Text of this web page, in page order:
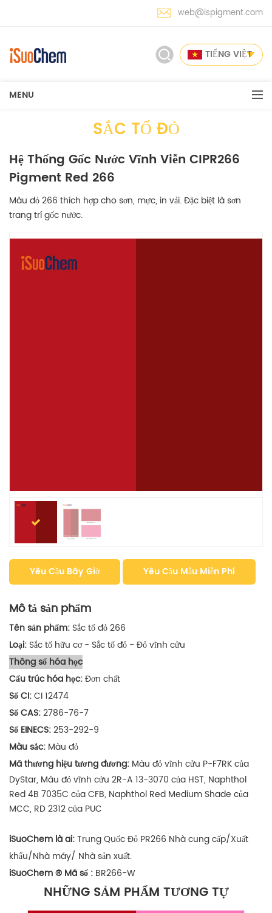
web@ispigment.com
TIẾNG VIỆT
MENU
SẮC TỐ ĐỎ
Hệ Thống Gốc Nước Vĩnh Viễn CIPR266
Pigment Red 266
Màu đỏ 266 thích hợp cho sơn, mực, in vải. Đặc biệt là sơn
trang trí gốc nước.
Yêu Cầu Bây Giờ Yêu Cầu Mẫu Miễn Phí
Mô tả sản phẩm
Tên sản phẩm: Sắc tố đỏ 266
Loại: Sắc tố hữu cơ - Sắc tố đỏ - Đỏ vĩnh cửu
Thông số hóa học
Cấu trúc hóa học:Đơn chất
Số CI:CI 12474
Số CAS:2786-76-7
Số EINECS:253-292-9
Màu sắc: Màu đỏ
Mã thương hiệu tương đương: Màu đỏ vĩnh cửu P-F7RK của
DyStar, Màu đỏ vĩnh cửu 2R-A 13-3070 của HST, Naphthol
Red 4B 7035C của CFB, Naphthol Red Medium Shade của
MCC, RD 2312 của PUC
iSuoChem là ai:Trung Quốc Đỏ PR266 Nhà cung cấp/Xuất
khẩu/Nhà máy/ Nhà sản xuất.
iSuoChem® Mã số : BR266-W
NHỮNG SẢM PHẨM TƯƠNG TỰ